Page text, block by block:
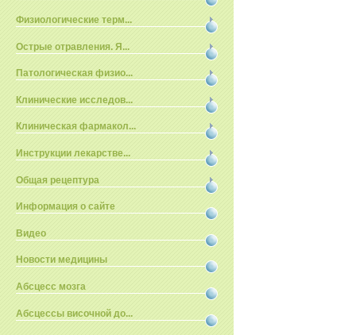
Физиологические терм...
Острые отравления. Я...
Патологическая физио...
Клинические исследов...
Клиническая фармакол...
Инструкции лекарстве...
Общая рецептура
Информация о сайте
Видео
Новости медицины
Абсцесс мозга
Абсцессы височной до...